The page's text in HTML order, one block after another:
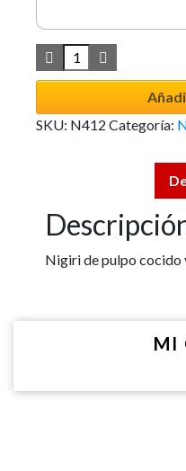
SKU: N412 Categoría:
Nigiri de pulpo cocido
MI